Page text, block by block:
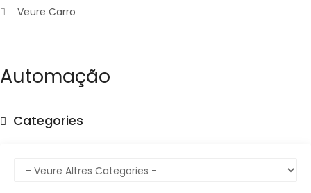
Veure Carro
Automação
Categories